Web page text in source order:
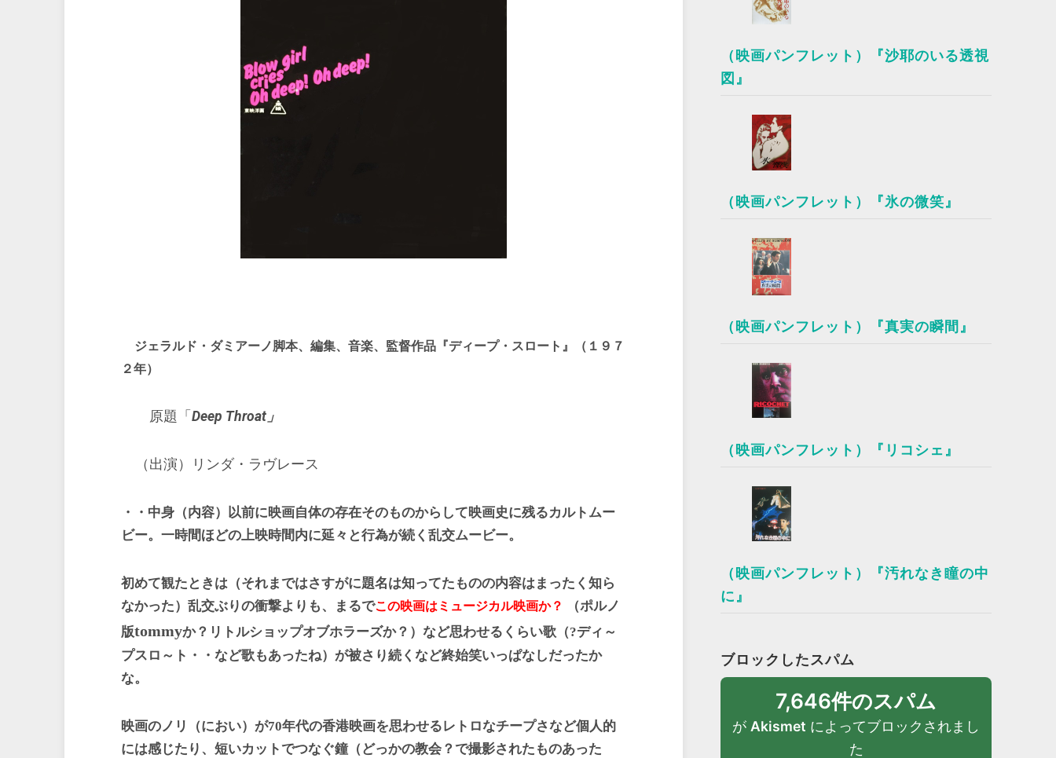
ジェラルド・ダミアーノ脚本、編集、音楽、監督作品『ディープ・スロート』（１９７
２年）
原題「 Deep Throat」
（出演）リンダ・ラヴレース
・・中身（内容）以前に映画自体の存在そのものからして映画史に残るカルトムー
ビー。一時間ほどの上映時間内に延々と行為が続く乱交ムービー。
初めて観たときは（それまではさすがに題名は知ってたものの内容はまったく知ら
なかった）乱交ぶりの衝撃よりも、まるでこの映画はミュージカル映画か？
（ポルノ
版tommyか？リトルショップオブホラーズか？）など思わせるくらい歌（?ディ～
プスロ～ト・・など歌もあったね）が被さり続くなど終始笑いっぱなしだったか
な。
映画のノリ（におい）が70年代の香港映画を思わせるレトロなチープさなど個人的
には感じたり、短いカットでつなぐ鐘（どっかの教会？で撮影されたものあった
（映画パンフレット）『沙耶のいる透視
図』
（映画パンフレット）『氷の微笑』
（映画パンフレット）『真実の瞬間』
（映画パンフレット）『リコシェ』
（映画パンフレット）『汚れなき瞳の中
に』
ブロックしたスパム
7,646件のスパム
が Akismet によってブロックされまし
た